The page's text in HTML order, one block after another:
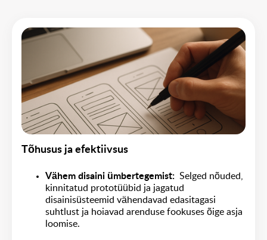
Tõhusus ja efektiivsus
Vähem disaini ümbertegemist: Selged nõuded,
kinnitatud prototüübid ja jagatud
disainisüsteemid vähendavad edasitagasi
suhtlust ja hoiavad arenduse fookuses õige asja
loomise.